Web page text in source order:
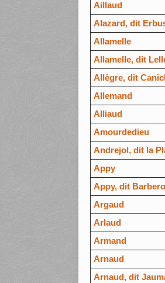
Aillaud
Alazard, dit
Allamelle
Allamelle, dit
Allègre, dit
Allemand
Alliaud
Amourdedieu
Andrejol, dit la
Appy
Appy, dit
Argaud
Arlaud
Armand
Arnaud
Arnaud, dit